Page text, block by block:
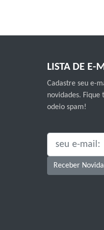
LISTA DE E-
Cadastre seu e-
novidades.
odeio spam!
SEU E-MAIL:
Receber